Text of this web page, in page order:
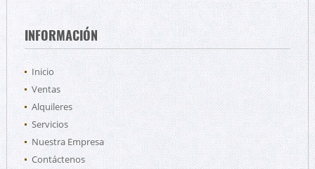
INFORMACIÓN
Inicio
Ventas
Alquileres
Servicios
Nuestra Empresa
Contáctenos